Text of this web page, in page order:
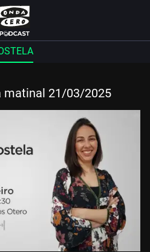
matinal 21/03/2025